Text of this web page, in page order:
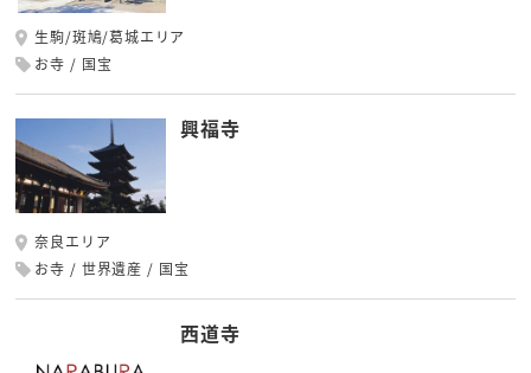
生駒/斑鳩/葛城エリア
お寺
国宝
興福寺
奈良エリア
お寺
世界遺産 国宝
西道寺